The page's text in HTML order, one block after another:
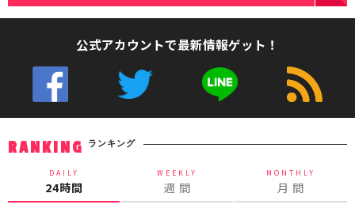
公式アカウントで最新情報ゲット！
RANKING ランキング
DAILY
24時間
WEEKLY
週 間
MONTHLY
月 間